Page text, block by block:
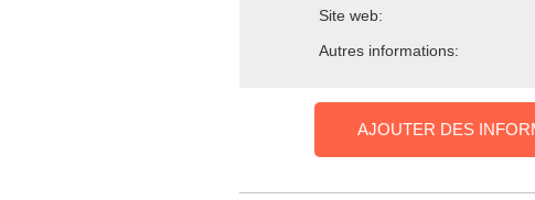
Site web:
Autres informations:
AJOUTER DES